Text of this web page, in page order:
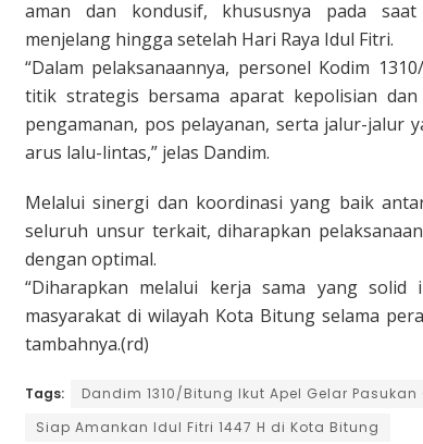
aman dan kondusif, khususnya pada
menjelang hingga setelah Hari Raya Idul Fitri.
“Dalam pelaksanaannya, personel Kodim
titik strategis bersama aparat kepolisian
pengamanan, pos pelayanan, serta jalur-jalur
arus lalu-lintas,” jelas Dandim.
Melalui sinergi dan koordinasi yang baik
seluruh unsur terkait, diharapkan
dengan optimal.
“Diharapkan melalui kerja sama yang
masyarakat di wilayah Kota Bitung selama
tambahnya.(rd)
Tags:
Dandim 1310/Bitung Ikut Apel Gelar
Siap Amankan Idul Fitri 1447 H di Kota Bitung